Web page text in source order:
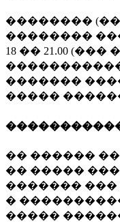
��������
��������
18 �� 21.00
�����������
�������
�����
�� ������
�� �����
������� ���
�
�����